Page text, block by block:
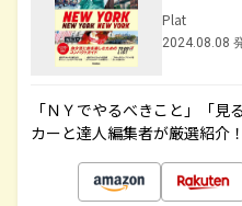
Plat
2024.08.08
「ＮＹでやるべきこと」「
カーと達人編集者が厳選紹介